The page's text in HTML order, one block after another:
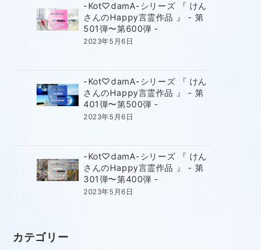
-Kot♡damA-シリーズ 『 けん
さんのHappy言霊作品 』 - 第
501弾〜第600弾 -
2023年5月6日
-Kot♡damA-シリーズ 『 けん
さんのHappy言霊作品 』 - 第
401弾〜第500弾 -
2023年5月6日
-Kot♡damA-シリーズ 『 けん
さんのHappy言霊作品 』 - 第
301弾〜第400弾 -
2023年5月6日
カテゴリー